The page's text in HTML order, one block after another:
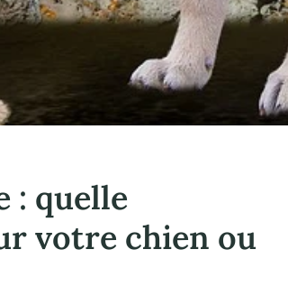
: quelle
votre chien ou